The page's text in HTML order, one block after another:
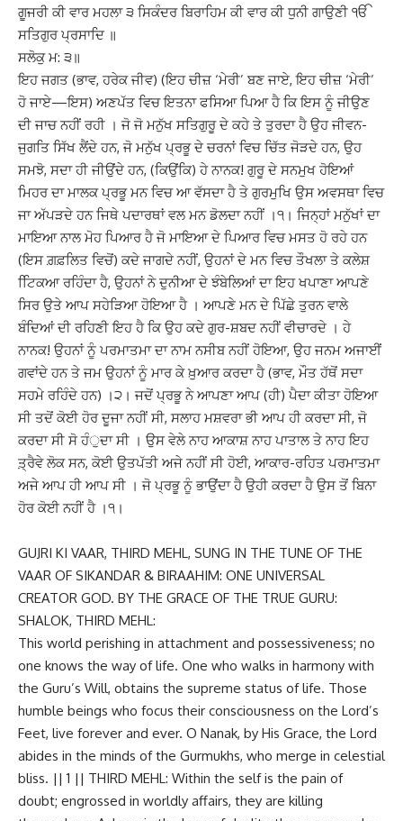
ਗੂਜਰੀ ਕੀ ਵਾਰ ਮਹਲਾ ੩ ਸਿਕੰਦਰ ਬਿਰਾਹਿਮ ਕੀ ਵਾਰ ਕੀ ਧੁਨੀ ਗਾਉਣੀ ੴ
ਸਤਿਗੁਰ ਪ੍ਰਸਾਦਿ ॥
ਸਲੋਕੁ ਮ: ੩॥
ਇਹ ਜਗਤ (ਭਾਵ, ਹਰੇਕ ਜੀਵ) (ਇਹ ਚੀਜ਼ ‘ਮੇਰੀ’ ਬਣ ਜਾਏ, ਇਹ ਚੀਜ਼ ‘ਮੇਰੀ’
ਹੋ ਜਾਏ—ਇਸ) ਅਣਪੱਤ ਵਿਚ ਇਤਨਾ ਫਸਿਆ ਪਿਆ ਹੈ ਕਿ ਇਸ ਨੂੰ ਜੀਉਣ
ਦੀ ਜਾਚ ਨਹੀਂ ਰਹੀ । ਜੋ ਜੋ ਮਨੁੱਖ ਸਤਿਗੁਰੂ ਦੇ ਕਹੇ ਤੇ ਤੁਰਦਾ ਹੈ ਉਹ ਜੀਵਨ-
ਜੁਗਤਿ ਸਿੱਖ ਲੈਂਦੇ ਹਨ, ਜੋ ਮਨੁੱਖ ਪ੍ਰਭੂ ਦੇ ਚਰਨਾਂ ਵਿਚ ਚਿੱਤ ਜੋੜਦੇ ਹਨ, ਉਹ
ਸਮਝੋ, ਸਦਾ ਹੀ ਜੀਉਂਦੇ ਹਨ, (ਕਿਉਂਕਿ) ਹੇ ਨਾਨਕ! ਗੁਰੂ ਦੇ ਸਨਮੁਖ ਹੋਇਆਂ
ਮਿਹਰ ਦਾ ਮਾਲਕ ਪ੍ਰਭੂ ਮਨ ਵਿਚ ਆ ਵੱਸਦਾ ਹੈ ਤੇ ਗੁਰਮੁਖਿ ਉਸ ਅਵਸਥਾ ਵਿਚ
ਜਾ ਅੱਪੜਦੇ ਹਨ ਜਿਥੇ ਪਦਾਰਥਾਂ ਵਲ ਮਨ ਡੋਲਦਾ ਨਹੀਂ ।੧। ਜਿਨ੍ਹਾਂ ਮਨੁੱਖਾਂ ਦਾ
ਮਾਇਆ ਨਾਲ ਮੋਹ ਪਿਆਰ ਹੈ ਜੋ ਮਾਇਆ ਦੇ ਪਿਆਰ ਵਿਚ ਮਸਤ ਹੋ ਰਹੇ ਹਨ
(ਇਸ ਗ਼ਫ਼ਲਿਤ ਵਿਚੋਂ) ਕਦੇ ਜਾਗਦੇ ਨਹੀਂ, ਉਹਨਾਂ ਦੇ ਮਨ ਵਿਚ ਤੌਖਲਾ ਤੇ ਕਲੇਸ਼
ਟਿਿਕਆ ਰਹਿੰਦਾ ਹੈ, ਉਹਨਾਂ ਨੇ ਦੁਨੀਆ ਦੇ ਝੰਬੇਲਿਆਂ ਦਾ ਇਹ ਖਪਾਣਾ ਆਪਣੇ
ਸਿਰ ਉਤੇ ਆਪ ਸਹੇੜਿਆ ਹੋਇਆ ਹੈ । ਆਪਣੇ ਮਨ ਦੇ ਪਿੱਛੇ ਤੁਰਨ ਵਾਲੇ
ਬੰਦਿਆਂ ਦੀ ਰਹਿਣੀ ਇਹ ਹੈ ਕਿ ਉਹ ਕਦੇ ਗੁਰ-ਸ਼ਬਦ ਨਹੀਂ ਵੀਚਾਰਦੇ । ਹੇ
ਨਾਨਕ! ਉਹਨਾਂ ਨੂੰ ਪਰਮਾਤਮਾ ਦਾ ਨਾਮ ਨਸੀਬ ਨਹੀਂ ਹੋਇਆ, ਉਹ ਜਨਮ ਅਜਾਈਂ
ਗਵਾਂਦੇ ਹਨ ਤੇ ਜਮ ਉਹਨਾਂ ਨੂੰ ਮਾਰ ਕੇ ਖ਼ੁਆਰ ਕਰਦਾ ਹੈ (ਭਾਵ, ਮੌਤ ਹੱਥੋਂ ਸਦਾ
ਸਹਮੇ ਰਹਿੰਦੇ ਹਨ) ।੨। ਜਦੋਂ ਪ੍ਰਭੂ ਨੇ ਆਪਣਾ ਆਪ (ਹੀ) ਪੈਦਾ ਕੀਤਾ ਹੋਇਆ
ਸੀ ਤਦੋਂ ਕੋਈ ਹੋਰ ਦੂਜਾ ਨਹੀਂ ਸੀ, ਸਲਾਹ ਮਸ਼ਵਰਾ ਭੀ ਆਪ ਹੀ ਕਰਦਾ ਸੀ, ਜੋ
ਕਰਦਾ ਸੀ ਸੋ ਹੰੁਦਾ ਸੀ । ਉਸ ਵੇਲੇ ਨਾਹ ਆਕਾਸ਼ ਨਾਹ ਪਾਤਾਲ ਤੇ ਨਾਹ ਇਹ
ਤ਼੍ਰੈਵੇ ਲੋਕ ਸਨ, ਕੋਈ ਉਤਪੱਤੀ ਅਜੇ ਨਹੀਂ ਸੀ ਹੋਈ, ਆਕਾਰ-ਰਹਿਤ ਪਰਮਾਤਮਾ
ਅਜੇ ਆਪ ਹੀ ਆਪ ਸੀ । ਜੋ ਪ੍ਰਭੂ ਨੂੰ ਭਾਉਂਦਾ ਹੈ ਉਹੀ ਕਰਦਾ ਹੈ ਉਸ ਤੋਂ ਬਿਨਾ
ਹੋਰ ਕੋਈ ਨਹੀਂ ਹੈ ।੧।
GUJRI KI VAAR, THIRD MEHL, SUNG IN THE TUNE OF THE
VAAR OF SIKANDAR & BIRAAHIM: ONE UNIVERSAL
CREATOR GOD. BY THE GRACE OF THE TRUE GURU:
SHALOK, THIRD MEHL:
This world perishing in attachment and possessiveness; no
one knows the way of life. One who walks in harmony with
the Guru’s Will, obtains the supreme status of life. Those
humble beings who focus their consciousness on the Lord’s
Feet, live forever and ever. O Nanak, by His Grace, the Lord
abides in the minds of the Gurmukhs, who merge in celestial
bliss. || 1 || THIRD MEHL: Within the self is the pain of
doubt; engrossed in worldly affairs, they are killing